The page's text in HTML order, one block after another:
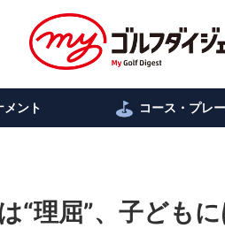
メント コース・プレー
“理屈”、子ども